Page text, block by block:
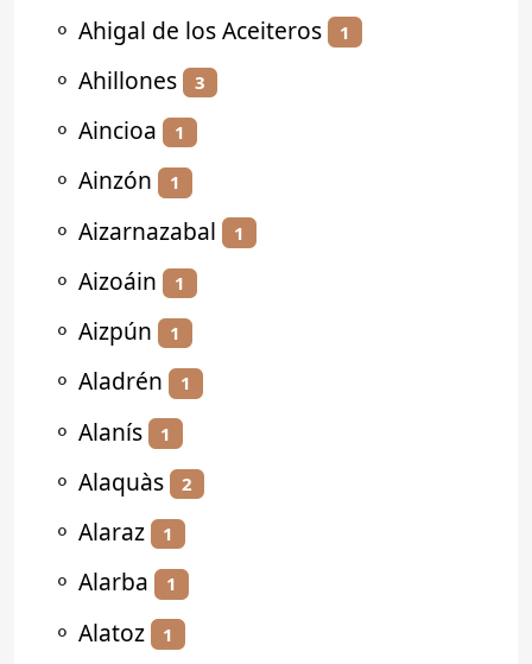
⚬ Ahigal de los Aceiteros 1
⚬ Ahillones 3
⚬ Aincioa 1
⚬ Ainzón 1
⚬ Aizarnazabal 1
⚬ Aizoáin 1
⚬ Aizpún 1
⚬ Aladrén 1
⚬ Alanís 1
⚬ Alaquàs 2
⚬ Alaraz 1
⚬ Alarba 1
⚬ Alatoz 1